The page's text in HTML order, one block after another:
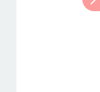
da zauzmete